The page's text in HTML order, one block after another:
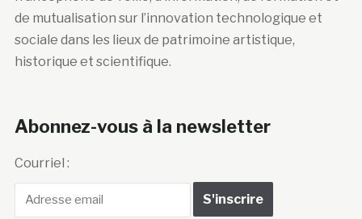
de mutualisation sur l’innovation technologique et
sociale dans les lieux de patrimoine artistique,
historique et scientifique.
Abonnez-vous à la newsletter
Courriel :